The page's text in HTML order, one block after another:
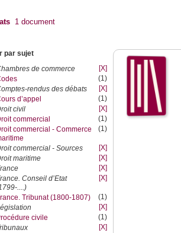
1 document
par sujet
de commerce
[X]
(1)
rendus des débats
[X]
d’appel
(1)
civil
[X]
commercial
(1)
commercial - Commerce
(1)
commercial - Sources
[X]
maritime
[X]
[X]
Conseil d’Etat
....)
[X]
Tribunat (1800-1807)
(1)
[X]
civile
(1)
[X]